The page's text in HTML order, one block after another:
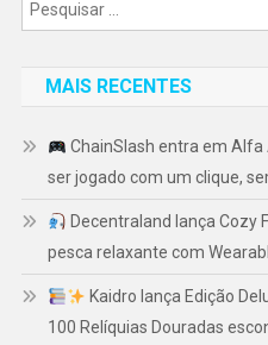
MAIS RECENTES
ChainSlash entra em Alfa
ser jogado com um clique,
Decentraland lança Cozy
pesca relaxante com
Kaidro lança Edição
100 Relíquias Douradas